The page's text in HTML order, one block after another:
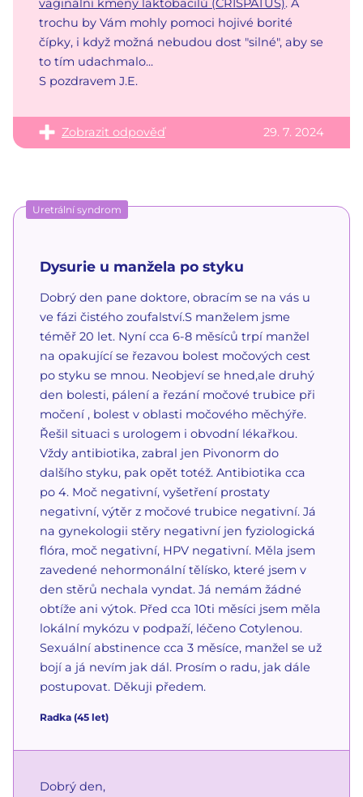
vaginální kmeny laktobacilů (CRISPATUS). A
trochu by Vám mohly pomoci hojivé borité
čípky, i když možná nebudou dost "silné", aby se
to tím udachmalo...
S pozdravem J.E.
Zobrazit odpověď 29. 7. 2024
Uretrální syndrom
Dysurie u manžela po styku
Dobrý den pane doktore, obracím se na vás u
ve fázi čistého zoufalství.S manželem jsme
téměř 20 let. Nyní cca 6-8 měsíců trpí manžel
na opakující se řezavou bolest močových cest
po styku se mnou. Neobjeví se hned,ale druhý
den bolesti, pálení a řezání močové trubice při
močení , bolest v oblasti močového měchýře.
Řešil situaci s urologem i obvodní lékařkou.
Vždy antibiotika, zabral jen Pivonorm do
dalšího styku, pak opět totéž. Antibiotika cca
po 4. Moč negativní, vyšetření prostaty
negativní, výtěr z močové trubice negativní. Já
na gynekologii stěry negativní jen fyziologická
flóra, moč negativní, HPV negativní. Měla jsem
zavedené nehormonální tělísko, které jsem v
den stěrů nechala vyndat. Já nemám žádné
obtíže ani výtok. Před cca 10ti měsíci jsem měla
lokální mykózu v podpaží, léčeno Cotylenou.
Sexuální abstinence cca 3 měsíce, manžel se už
bojí a já nevím jak dál. Prosím o radu, jak dále
postupovat. Děkuji předem.
Radka (45 let)
Dobrý den,